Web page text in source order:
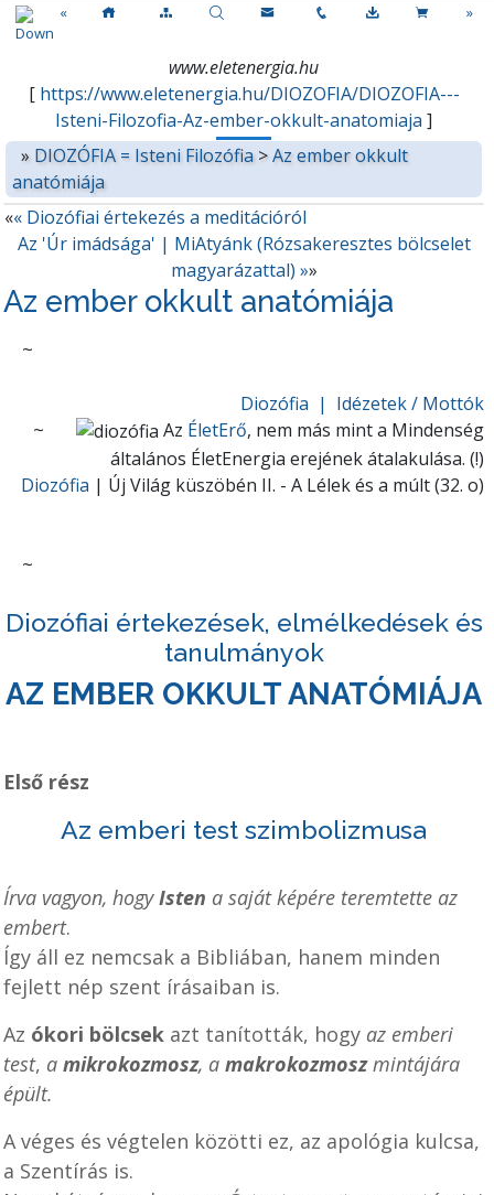
« »
www.eletenergia.hu
[ https://www.eletenergia.hu/DIOZOFIA/DIOZOFIA---
Isteni-Filozofia-Az-ember-okkult-anatomiaja ]
» DIOZÓFIA = Isteni Filozófia>Az ember okkult
anatómiája
«« Diozófiai értekezés a meditációról
Az 'Úr imádsága' | MiAtyánk (Rózsakeresztes bölcselet
magyarázattal) »»
Az ember okkult anatómiája
~
Diozófia | Idézetek / Mottók
~
Az ÉletErő, nem más mint a Mindenség
általános ÉletEnergia erejének átalakulása. (!)
Diozófia | Új Világ küszöbén II. - A Lélek és a múlt (32. o)
~
Diozófiai értekezések, elmélkedések és
tanulmányok
AZ EMBER OKKULT ANATÓMIÁJA
Első rész
Az emberi test szimbolizmusa
Írva vagyon, hogyIsten a saját képére teremtette az
embert.
Így áll ez nemcsak a Bibliában, hanem minden
fejlett nép szent írásaiban is.
Az ókori bölcsek azt tanították, hogy az emberi
test, a mikrokozmosz, a makrokozmoszmintájára
épült.
A véges és végtelen közötti ez, az apológia kulcsa,
a Szentírás is.